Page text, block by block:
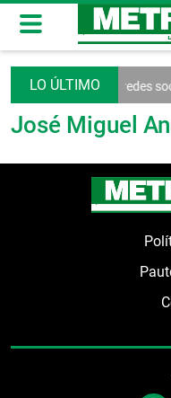
el control de las redes
José Miguel